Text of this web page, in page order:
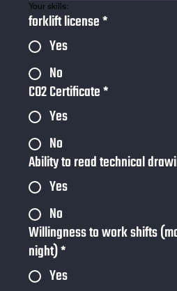
Your skills:
forklift license*
Yes
No
CO2 Certificate*
Yes
No
Ability to read technical
Yes
No
Willingness to work shifts
night)*
Yes